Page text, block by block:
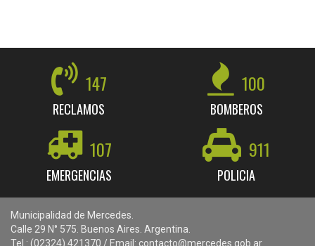
147
RECLAMOS
100
BOMBEROS
107
EMERGENCIAS
911
POLICIA
Municipalidad de Mercedes.
Calle 29 N° 575. Buenos Aires. Argentina.
Tel.: (02324) 421370 / Email: contacto@mercedes.gob.ar